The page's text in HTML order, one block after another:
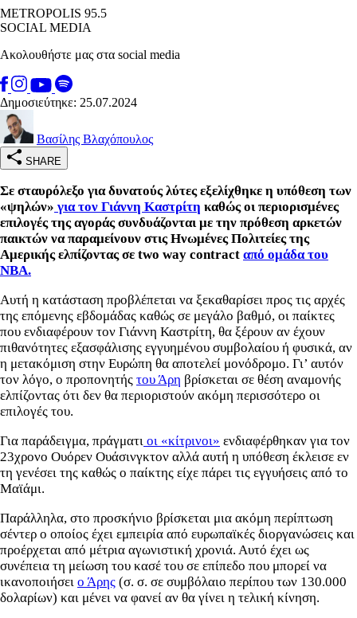
METROPOLIS 95.5
SOCIAL MEDIA
Ακολουθήστε μας στα social media
Δημοσιεύτηκε: 25.07.2024
Βασίλης Βλαχόπουλος
SHARE
Σε σταυρόλεξο για δυνατούς λύτες εξελίχθηκε η υπόθεση των
«ψηλών» για τον Γιάννη Καστρίτη καθώς οι περιορισμένες
επιλογές της αγοράς συνδυάζονται με την πρόθεση αρκετών
παικτών να παραμείνουν στις Ηνωμένες Πολιτείες της
Αμερικής ελπίζοντας σε two way contract από ομάδα του
ΝΒΑ.
Αυτή η κατάσταση προβλέπεται να ξεκαθαρίσει προς τις αρχές
της επόμενης εβδομάδας καθώς σε μεγάλο βαθμό, οι παίκτες
που ενδιαφέρουν τον Γιάννη Καστρίτη, θα ξέρουν αν έχουν
πιθανότητες εξασφάλισης εγγυημένου συμβολαίου ή φυσικά, αν
η μετακόμιση στην Ευρώπη θα αποτελεί μονόδρομο. Γι’ αυτόν
τον λόγο, ο προπονητής του Άρη βρίσκεται σε θέση αναμονής
ελπίζοντας ότι δεν θα περιοριστούν ακόμη περισσότερο οι
επιλογές του.
Για παράδειγμα, πράγματι οι «κίτρινοι» ενδιαφέρθηκαν για τον
23χρονο Ουόρεν Ουάσινγκτον αλλά αυτή η υπόθεση έκλεισε εν
τη γενέσει της καθώς ο παίκτης είχε πάρει τις εγγυήσεις από το
Μαϊάμι.
Παράλληλα, στο προσκήνιο βρίσκεται μια ακόμη περίπτωση
σέντερ ο οποίος έχει εμπειρία από ευρωπαϊκές διοργανώσεις και
προέρχεται από μέτρια αγωνιστική χρονιά. Αυτό έχει ως
συνέπεια τη μείωση του κασέ του σε επίπεδο που μπορεί να
ικανοποιήσει ο Άρης (σ. σ. σε συμβόλαιο περίπου των 130.000
δολαρίων) και μένει να φανεί αν θα γίνει η τελική κίνηση.